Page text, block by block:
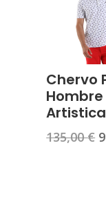
Chervo
Hombre
135,00€